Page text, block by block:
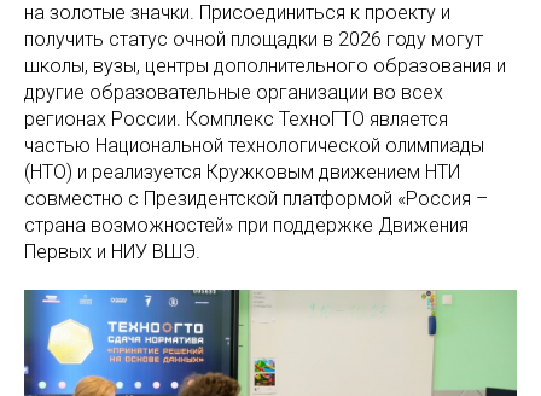
на золотые значки. Присоединиться к проекту и
получить статус очной площадки в 2026 году могут
школы, вузы, центры дополнительного образования и
другие образовательные организации во всех
регионах России. Комплекс ТехноГТО является
частью Национальной технологической олимпиады
(НТО) и реализуется Кружковым движением НТИ
совместно с Президентской платформой «Россия –
страна возможностей» при поддержке Движения
Первых и НИУ ВШЭ.